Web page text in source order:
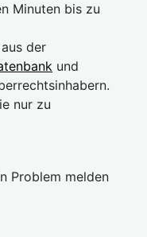
Minuten bis zu
der
und
nur zu
Problem melden